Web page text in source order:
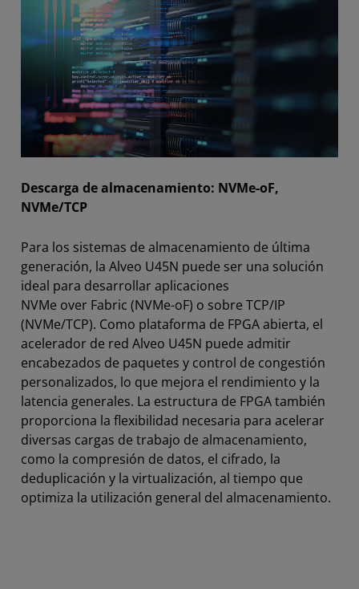
Descarga de almacenamiento: NVMe-oF,
NVMe/TCP
Para los sistemas de almacenamiento de última
generación, la Alveo U45N puede ser una solución
ideal para desarrollar aplicaciones
NVMe over Fabric (NVMe-oF) o sobre TCP/IP
(NVMe/TCP). Como plataforma de FPGA abierta, el
acelerador de red Alveo U45N puede admitir
encabezados de paquetes y control de congestión
personalizados, lo que mejora el rendimiento y la
latencia generales. La estructura de FPGA también
proporciona la flexibilidad necesaria para acelerar
diversas cargas de trabajo de almacenamiento,
como la compresión de datos, el cifrado, la
deduplicación y la virtualización, al tiempo que
optimiza la utilización general del almacenamiento.